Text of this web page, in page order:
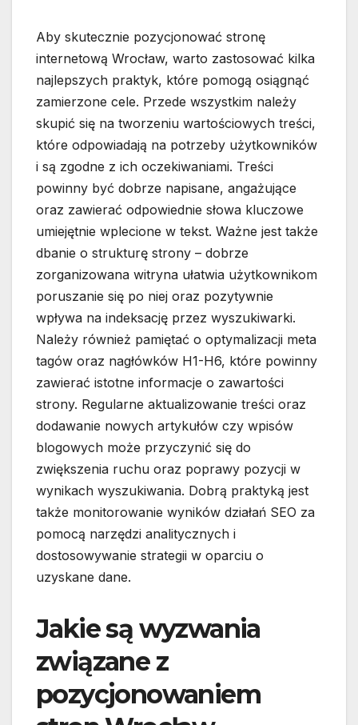
Aby skutecznie pozycjonować stronę
internetową Wrocław, warto zastosować kilka
najlepszych praktyk, które pomogą osiągnąć
zamierzone cele. Przede wszystkim należy
skupić się na tworzeniu wartościowych treści,
które odpowiadają na potrzeby użytkowników
i są zgodne z ich oczekiwaniami. Treści
powinny być dobrze napisane, angażujące
oraz zawierać odpowiednie słowa kluczowe
umiejętnie wplecione w tekst. Ważne jest także
dbanie o strukturę strony – dobrze
zorganizowana witryna ułatwia użytkownikom
poruszanie się po niej oraz pozytywnie
wpływa na indeksację przez wyszukiwarki.
Należy również pamiętać o optymalizacji meta
tagów oraz nagłówków H1-H6, które powinny
zawierać istotne informacje o zawartości
strony. Regularne aktualizowanie treści oraz
dodawanie nowych artykułów czy wpisów
blogowych może przyczynić się do
zwiększenia ruchu oraz poprawy pozycji w
wynikach wyszukiwania. Dobrą praktyką jest
także monitorowanie wyników działań SEO za
pomocą narzędzi analitycznych i
dostosowywanie strategii w oparciu o
uzyskane dane.
Jakie są wyzwania
związane z
pozycjonowaniem